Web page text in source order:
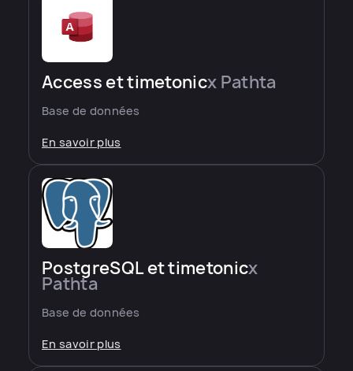
Access et timetonicx Pathta
Base de données
En savoir plus
PostgreSQL et timetonicx
Pathta
Base de données
En savoir plus